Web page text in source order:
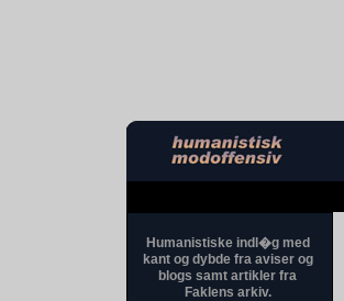
Humanistiske indl�g med
kant og dybde fra aviser og
blogs samt artikler fra
Faklens arkiv.